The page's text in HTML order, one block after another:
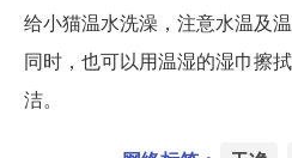
给小猫温水洗澡，注意水温及
同时，也可以用温湿的湿巾擦
洁。